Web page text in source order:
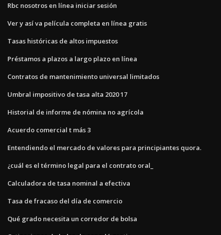
Rbc nosotros en línea iniciar sesión
Ver y así va película completa en línea gratis
Tasas históricas de altos impuestos
Préstamos a plazos a largo plazo en línea
Contratos de mantenimiento universal limitados
Umbral impositivo de tasa alta 2020 17
Historial de informe de nómina no agrícola
Acuerdo comercial t más 3
Entendiendo el mercado de valores para principiantes quora.
¿cuál es el término legal para el contrato oral_
Calculadora de tasa nominal a efectiva
Tasa de fracaso del día de comercio
Qué grado necesita un corredor de bolsa